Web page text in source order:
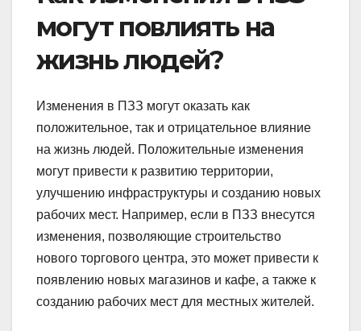
могут повлиять на
жизнь людей?
Изменения в ПЗЗ могут оказать как
положительное, так и отрицательное влияние
на жизнь людей. Положительные изменения
могут привести к развитию территории,
улучшению инфраструктуры и созданию новых
рабочих мест. Например, если в ПЗЗ внесутся
изменения, позволяющие строительство
нового торгового центра, это может привести к
появлению новых магазинов и кафе, а также к
созданию рабочих мест для местных жителей.